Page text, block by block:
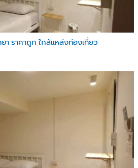
ราคาถูก ใกล้แหล่งท่องเที่ยว